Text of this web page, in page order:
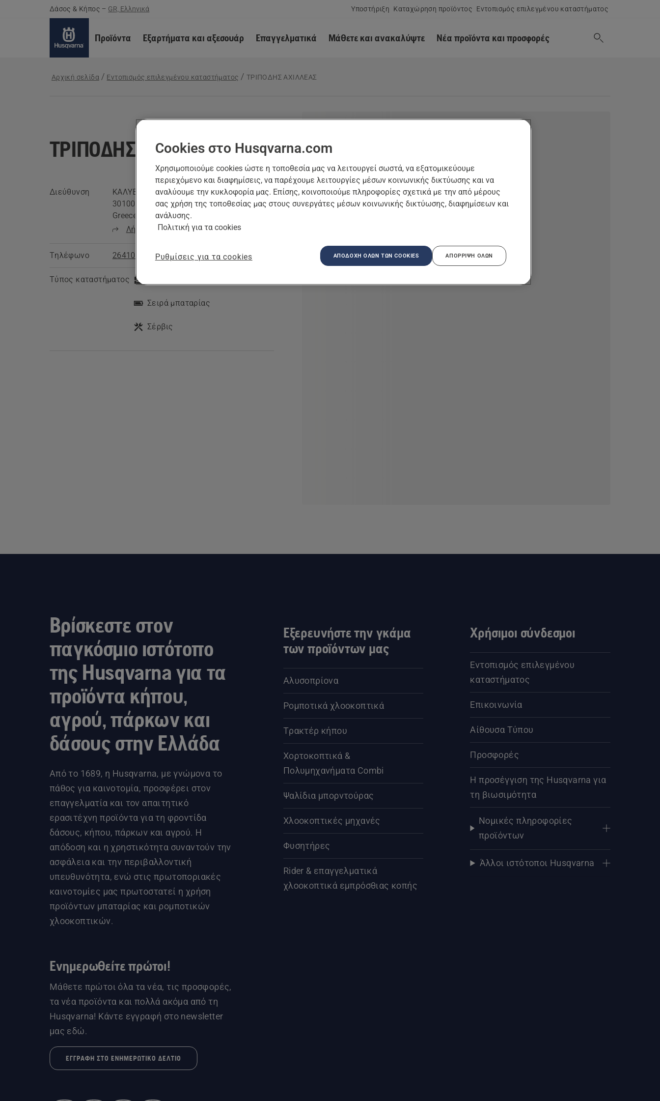
Δάσος & Κήπος – GR, Ελληνικά Υποστήριξη Καταχώρηση προϊόντος Εντοπισμός επιλεγμένου καταστήματος
Προϊόντα Εξαρτήματα και αξεσουάρ Επαγγελματικά Μάθετε και ανακαλύψτε Νέα προϊόντα και προσφορές
Αρχική σελίδα Εντοπισμός επιλεγμένου καταστήματος ΤΡΙΠΟΔΗΣ ΑΧΙΛΛΕΑΣ
ΤΡΙΠΟΔΗΣ ΑΧΙΛΛΕΑΣ
Διεύθυνση
ΚΑΛΥΒΙΩΝ 63 (ΟΠΙΣΘΕΝ ΔΙΚΑΣΤΗΡΙΩΝ),
30100 ΑΓΡΙΝΙΟ, ΑΙΤΩΛΟΑΚΑΡΝΑΝΙΑΣ,
Greece
Λήψη οδηγιών
Τηλέφωνο 2641049583
Τύπος καταστήματος
Σειρά μπαταρίας
Σέρβις
Βρίσκεστε στον
παγκόσμιο ιστότοπο
της Husqvarna για τα
προϊόντα κήπου,
αγρού, πάρκων και
δάσους στην Ελλάδα
Από το 1689, η Husqvarna, με γνώμονα το
πάθος για καινοτομία, προσφέρει στον
επαγγελματία και τον απαιτητικό
ερασιτέχνη προϊόντα για τη φροντίδα
δάσους, κήπου, πάρκων και αγρού. Η
απόδοση και η χρηστικότητα συναντούν την
ασφάλεια και την περιβαλλοντική
υπευθυνότητα, ενώ στις πρωτοποριακές
καινοτομίες μας πρωτοστατεί η χρήση
προϊόντων μπαταρίας και ρομποτικών
χλοοκοπτικών.
Ενημερωθείτε πρώτοι!
Μάθετε πρώτοι όλα τα νέα, τις προσφορές,
τα νέα προϊόντα και πολλά ακόμα από τη
Husqvarna! Κάντε εγγραφή στο newsletter
μας εδώ.
ΕΓΓΡΑΦΉ ΣΤΟ ΕΝΗΜΕΡΩΤΙΚΌ ΔΕΛΤΊΟ
Εξερευνήστε την γκάμα
των προϊόντων μας
Αλυσοπρίονα
Ρομποτικά χλοοκοπτικά
Τρακτέρ κήπου
Χορτοκοπτικά &
Πολυμηχανήματα Combi
Ψαλίδια μπορντούρας
Χλοοκοπτικές μηχανές
Φυσητήρες
Rider & επαγγελματικά
χλοοκοπτικά εμπρόσθιας κοπής
Χρήσιμοι σύνδεσμοι
Εντοπισμός επιλεγμένου
καταστήματος
Επικοινωνία
Αίθουσα Τύπου
Προσφορές
Η προσέγγιση της Husqvarna για
τη βιωσιμότητα
Νομικές πληροφορίες
προϊόντων
Άλλοι ιστότοποι Husqvarna
Cookies στο Husqvarna.com
Χρησιμοποιούμε cookies ώστε η τοποθεσία μας να λειτουργεί σωστά, να εξατομικεύουμε
περιεχόμενο και διαφημίσεις, να παρέχουμε λειτουργίες μέσων κοινωνικής δικτύωσης και να
αναλύουμε την κυκλοφορία μας. Επίσης, κοινοποιούμε πληροφορίες σχετικά με την από μέρους
σας χρήση της τοποθεσίας μας στους συνεργάτες μέσων κοινωνικής δικτύωσης, διαφημίσεων και
ανάλυσης.
Πολιτική για τα cookies
Ρυθμίσεις για τα cookies ΑΠΌΡΡΙΨΗ ΌΛΩΝ
ΑΠΟΔΟΧΉ ΌΛΩΝ ΤΩΝ COOKIES